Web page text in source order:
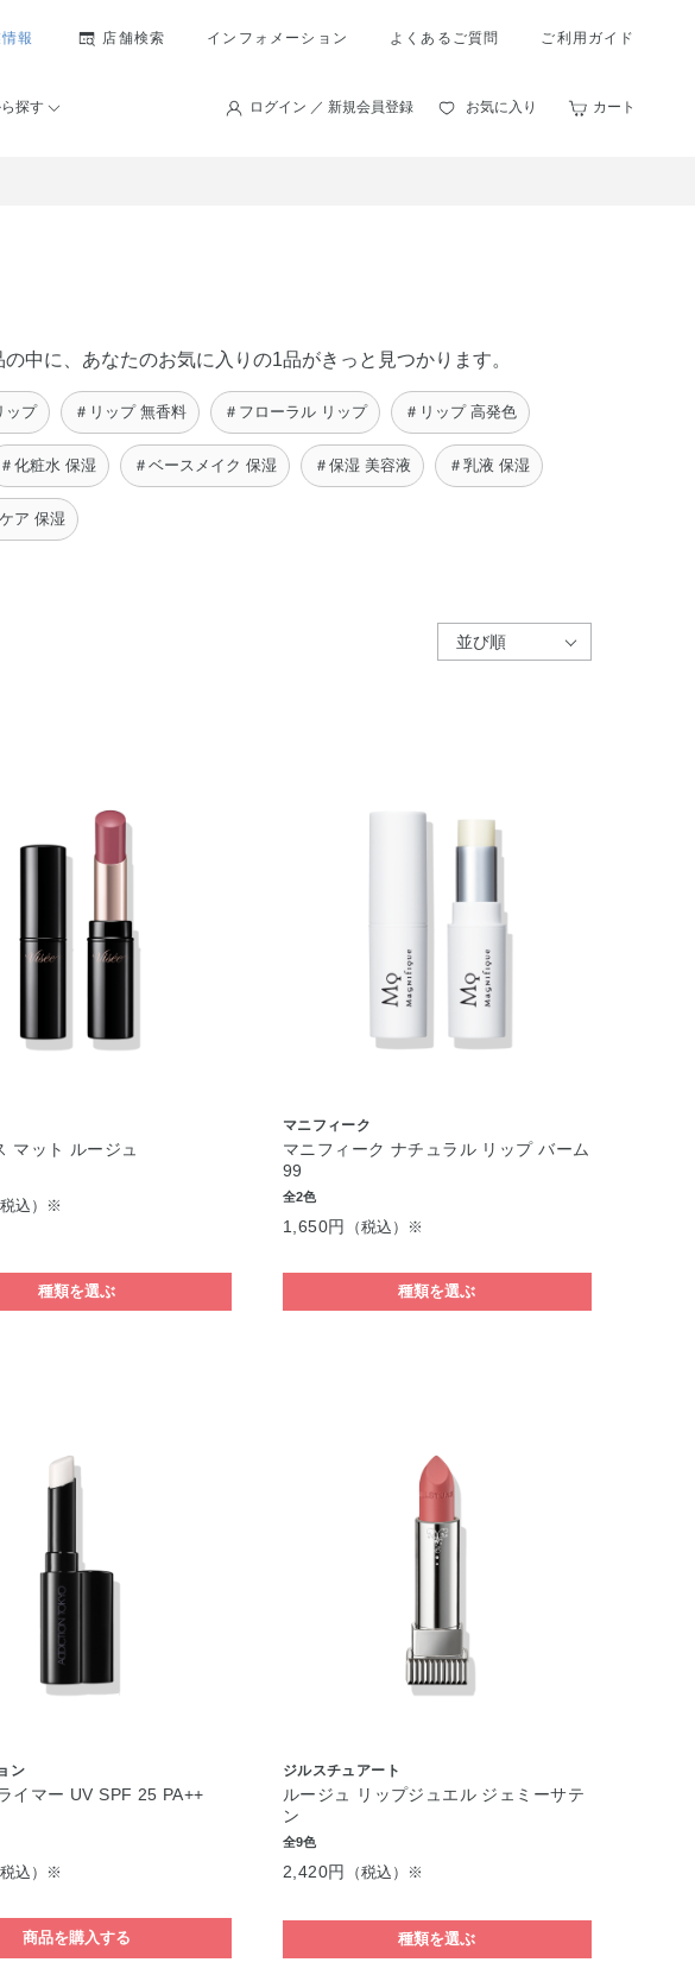
報 店舗検索 インフォメーション よくあるご質問 ご利用ガイド
探す ログイン ／ 新規会員登録 お気に入り カート
中に、あなたのお気に入りの1品がきっと見つかります。
ップ ＃リップ 無香料 ＃フローラル リップ ＃リップ 高発色
＃化粧水 保湿 ＃ベースメイク 保湿 ＃保湿 美容液 ＃乳液 保湿
ア 保湿
マット ルージュ
税込）※
種類を選ぶ
マニフィーク
マニフィーク ナチュラル リップ バーム
99
全2色
1,650円 （税込）※
種類を選ぶ
ン
イマー UV SPF 25 PA++
税込）※
商品を購入する
ジルスチュアート
ルージュ リップジュエル ジェミーサテ
ン
全9色
2,420円 （税込）※
種類を選ぶ